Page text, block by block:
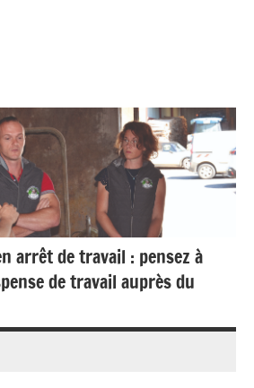
arrêt de travail : pensez à
de travail auprès du